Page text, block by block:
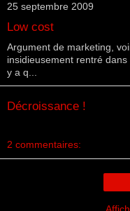
25 septembre 2009
Low cost
Argument de marketing,
insidieusement rentré
y a q...
Décroissance !
2 commentaires: